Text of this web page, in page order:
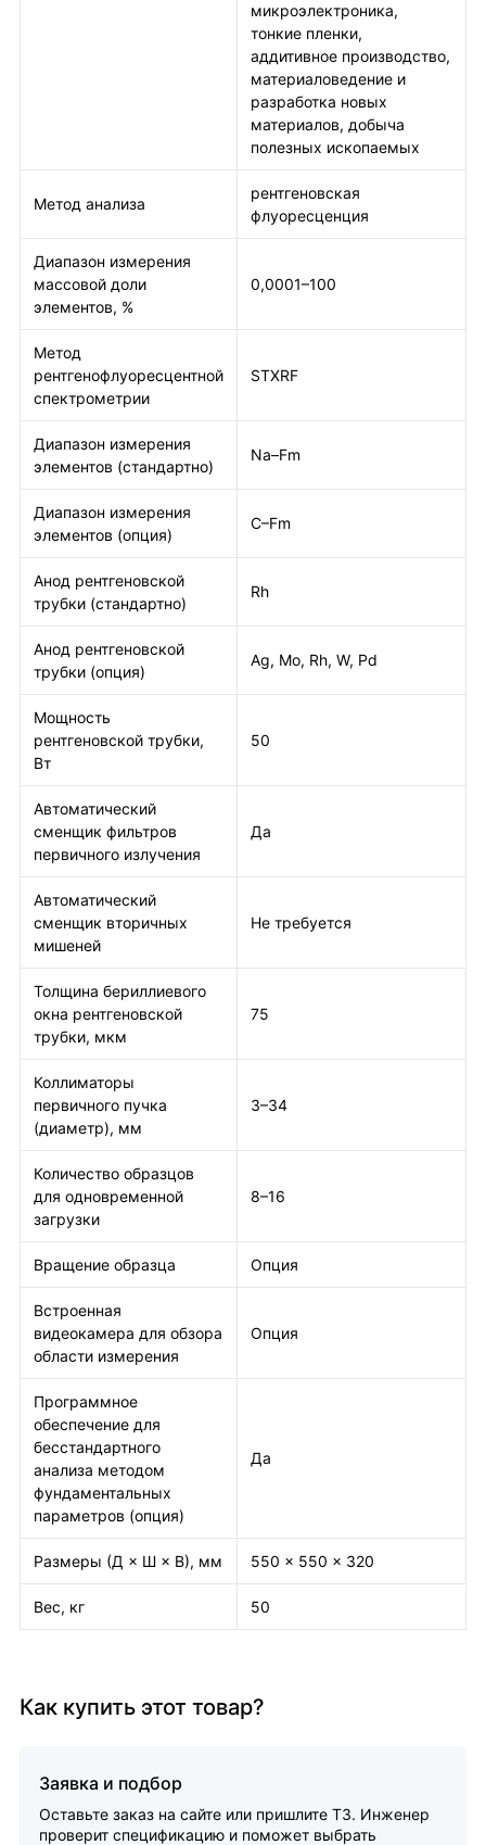
микроэлектроника,
тонкие пленки,
аддитивное производство,
материаловедение и
разработка новых
материалов, добыча
полезных ископаемых
Метод анализа
рентгеновская
флуоресценция
Диапазон измерения
массовой доли
элементов, %
0,0001–100
Метод
рентгенофлуоресцентной
спектрометрии
STXRF
Диапазон измерения
элементов (стандартно)
Na–Fm
Диапазон измерения
элементов (опция)
C–Fm
Анод рентгеновской
трубки (стандартно)
Rh
Анод рентгеновской
трубки (опция)
Ag, Mo, Rh, W, Pd
Мощность
рентгеновской трубки,
Вт
50
Автоматический
сменщик фильтров
первичного излучения
Да
Автоматический
сменщик вторичных
мишеней
Не требуется
Толщина бериллиевого
окна рентгеновской
трубки, мкм
75
Коллиматоры
первичного пучка
(диаметр), мм
3–34
Количество образцов
для одновременной
загрузки
8–16
Вращение образца Опция
Встроенная
видеокамера для обзора
области измерения
Опция
Программное
обеспечение для
бесстандартного
анализа методом
фундаментальных
параметров (опция)
Да
Размеры (Д × Ш × В), мм 550 × 550 × 320
Вес, кг 50
Как купить этот товар?
Заявка и подбор
Оставьте заказ на сайте или пришлите ТЗ. Инженер
проверит спецификацию и поможет выбрать